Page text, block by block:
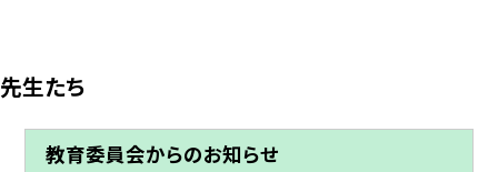
先生たち
教育委員会からのお知らせ